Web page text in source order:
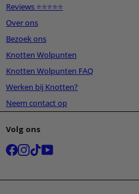
Reviews ⭐⭐⭐⭐⭐
Over ons
Bezoek ons
Knotten Wolpunten
Knotten Wolpunten FAQ
Werken bij Knotten?
Neem contact op
Volg ons
Facebook
Instagram
TikTokYouTube